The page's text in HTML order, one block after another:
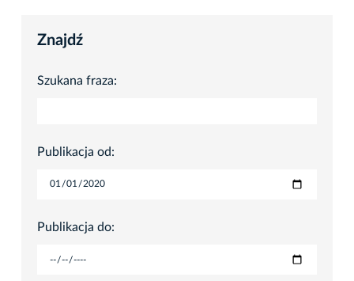
Znajdź
Szukana fraza:
Publikacja od:
Publikacja do: